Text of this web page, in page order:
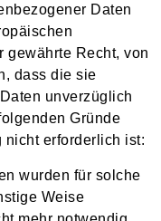
Daten
gewährte Recht, von
dass die sie
unverzüglich
Gründe
nicht erforderlich ist:
wurden für solche
Weise